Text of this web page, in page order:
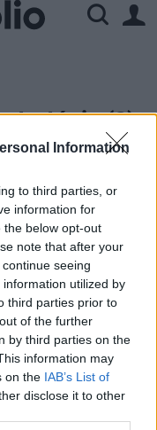
Information
to third parties, or
information for
the below opt-out
note that after your
seeing
utilized by
third parties prior to
of the further
by third parties on the
information may
on the IAB’s List of
disclose it to other
(2)
a
portfólió és
2006-ra 1
és 5%-os
elérését
számít, a
iránt. S egy